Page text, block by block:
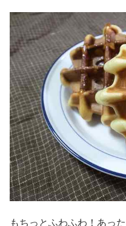
もちっとふわふわ！あっ